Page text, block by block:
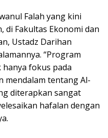
Falah yang kini
di Fakultas Ekonomi dan
Ustadz Darihan
“Program
fokus pada
mendalam tentang Al-
diterapkan sangat
hafalan dengan